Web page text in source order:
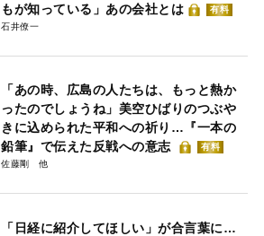
もが知っている」あの会社とは
有料
石井僚一
「あの時、広島の人たちは、もっと熱か
ったのでしょうね」美空ひばりのつぶや
きに込められた平和への祈り…『一本の
鉛筆』で伝えた反戦への意志
有料
佐藤剛
「日経に紹介してほしい」が合言葉に…